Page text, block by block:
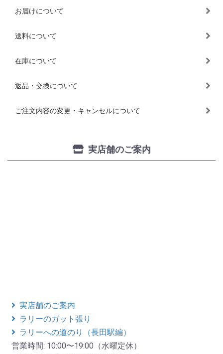
お届けについて
送料について
在庫について
返品・交換について
ご注文内容の変更・キャンセルについて
実店舗のご案内
実店舗のご案内
ラリーのガット張り
ラリーへの道のり（長田駅編）
営業時間: 10:00〜19:00（水曜定休）